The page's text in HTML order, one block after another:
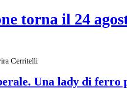
torna il 24
Cerritelli
Una lady di ferro